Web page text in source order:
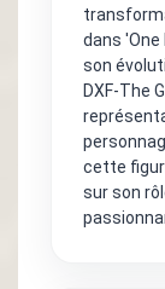
dans
son
DXF-The
cette
sur son